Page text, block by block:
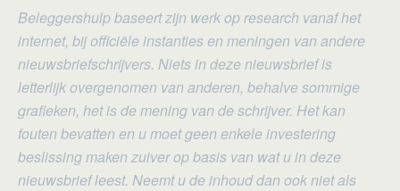
Beleggershulp baseert zijn werk op research vanaf het
internet, bij officiële instanties en meningen van andere
nieuwsbriefschrijvers. Niets in deze nieuwsbrief is
letterlijk overgenomen van anderen, behalve sommige
grafieken, het is de mening van de schrijver. Het kan
fouten bevatten en u moet geen enkele investering
beslissing maken zuiver op basis van wat u in deze
nieuwsbrief leest. Neemt u de inhoud dan ook niet als